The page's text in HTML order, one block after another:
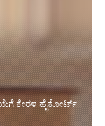
ಕ್ರಮಕ್ಕೂ ಇದು